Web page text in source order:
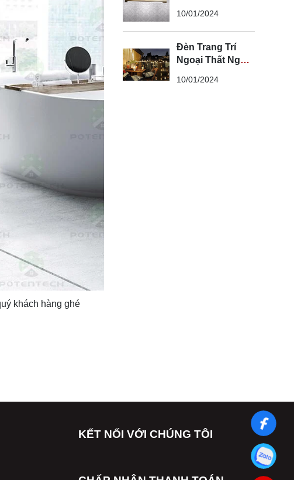
khách hàng ghé
an toàn
10/01/2024
Đèn Trang Trí
Ngoại Thất Ngoài
Thất Trang Trí
10/01/2024
KẾT NỐI VỚI CHÚNG TÔI